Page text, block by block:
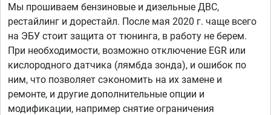
Мы прошиваем бензиновые и дизельные ДВС,
рестайлинг и дорестайл. После мая 2020 г. чаще всего
на ЭБУ стоит защита от тюнинга, в работу не берем.
При необходимости, возможно отключение EGR или
кислородного датчика (лямбда зонда), и ошибок по
ним, что позволяет сэкономить на их замене и
ремонте, и другие дополнительные опции и
модификации, например снятие ограничения